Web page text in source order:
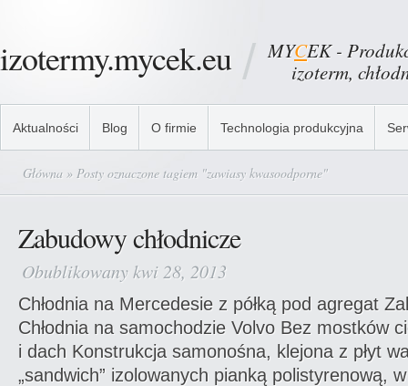
izotermy.mycek.eu MYCEK -
izoterm,
Aktualności Blog O firmie Technologia produkcyjna
Główna » Posty oznaczone tagiem "zawiasy kwasoodporne"
Zabudowy chłodnicze
Obublikowany kwi 28, 2013
Chłodnia na Mercedesie z półką pod agregat
Chłodnia na samochodzie Volvo Bez mostków
i dach Konstrukcja samonośna, klejona z płyt
„sandwich” izolowanych pianką polistyrenową,